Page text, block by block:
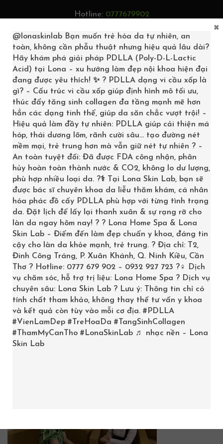
Hotline: 0777679902
0
LONA-HOME-SPA-2
Trang chủ /Kiến thức làm đẹp/Công nghệ điều trị
ngành spa/Lona Home Spa Cần Thơ | Một sứ mệnh -
Một hành trình
lona-home-spa-2
lona-home-spa-2
@lonaskinlab Bạn muốn trẻ hóa da tự nhiên, an
toàn, không cần phẫu thuật nhưng hiệu quả lâu dài?
Hãy khám phá giải pháp PDLLA (Poly-D-L-Lactic
Acid) tại Lona – xu hướng làm đẹp nội khoa hiện đại
đang được yêu thích! ✨ ? PDLLA dạng vi cầu xốp là
gì? – Cấu trúc vi cầu xốp giúp định hình mô tối ưu,
thúc đẩy tăng sinh collagen đa tầng mạnh mẽ hơn
hẳn các dạng tinh thể, giúp da săn chắc vượt trội! –
Hiệu quả làm đầy tự nhiên: PDLLA giúp cải thiện má
hóp, thái dương lõm, rãnh cười sâu… tạo đường nét
mềm mại, trẻ trung hơn mà vẫn giữ nét tự nhiên ? –
An toàn tuyệt đối: Đã được FDA công nhận, phân
hủy hoàn toàn thành nước & CO2, không lo dư lượng,
phù hợp nhiều loại da. ?‍⚕️ Tại Lona Skin Lab, bạn sẽ
được bác sĩ chuyên khoa da liễu thăm khám, cá nhân
hóa phác đồ cấy PDLLA phù hợp với từng tình trạng
da. Đặt lịch để lấy lại thanh xuân & sự rạng rỡ cho
làn da ngay hôm nay! ? ? Lona Home Spa & Lona
Skin Lab – Điểm đến làm đẹp chuẩn y khoa, đáng tin
cậy cho làn da khỏe mạnh, trẻ trung. ? Địa chỉ: T2,
Đinh Công Tráng, P. Xuân Khánh, Q. Ninh Kiều, Cần
Thơ ? Hotline: 0777 679 902 – 0932 927 723 ?‍♀️ Dịch
vụ chăm sóc, hỗ trợ trị liệu: Lona Home Spa ? Dịch vụ
chuyên sâu: Lona Skin Lab ? Lưu ý: Thông tin chỉ có
tính chất tham khảo, không thay thế tư vấn y khoa
và kết quả còn tùy vào mỗi cơ địa. #PDLLA
#VienLamDep #TreHoaDa #TangSinhCollagen
#ThamMyCanTho #LonaSkinLab ♬ nhạc nền – Lona
Skin Lab
×